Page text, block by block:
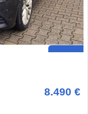
8.490 €